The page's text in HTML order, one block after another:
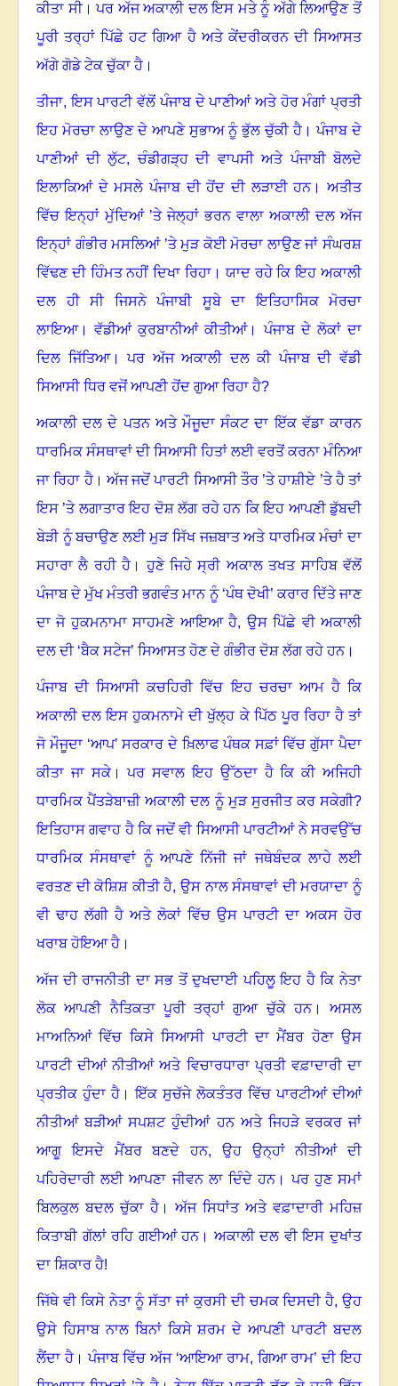
ਕੀਤਾ ਸੀ।ਪਰ ਅੱਜ ਅਕਾਲੀ ਦਲ ਇਸ ਮਤੇ ਨੂੰ ਅੱਗੇ ਲਿਆਉਣ ਤੋਂ
ਪੂਰੀ ਤਰ੍ਹਾਂ ਪਿੱਛੇ ਹਟ ਗਿਆ ਹੈ ਅਤੇ ਕੇਂਦਰੀਕਰਨ ਦੀ ਸਿਆਸਤ
ਅੱਗੇ ਗੋਡੇ ਟੇਕ ਚੁੱਕਾ ਹੈ ।
ਤੀਜਾ, ਇਸ ਪਾਰਟੀ ਵੱਲੋਂ ਪੰਜਾਬ ਦੇ ਪਾਣੀਆਂ ਅਤੇ ਹੋਰ ਮੰਗਾਂ ਪ੍ਰਤੀ
ਇਹ ਮੋਰਚਾ ਲਾਉਣ ਦੇ ਆਪਣੇ ਸੁਭਾਅ ਨੂੰ ਭੁੱਲ ਚੁੱਕੀ ਹੈ ।ਪੰਜਾਬ ਦੇ
ਪਾਣੀਆਂ ਦੀ ਲੁੱਟ, ਚੰਡੀਗੜ੍ਹ ਦੀ ਵਾਪਸੀ ਅਤੇ ਪੰਜਾਬੀ ਬੋਲਦੇ
ਇਲਾਕਿਆਂ ਦੇ ਮਸਲੇ ਪੰਜਾਬ ਦੀ ਹੋਂਦ ਦੀ ਲੜਾਈ ਹਨ।ਅਤੀਤ
ਵਿੱਚ ਇਨ੍ਹਾਂ ਮੁੱਦਿਆਂ ’ਤੇ ਜੇਲ੍ਹਾਂ ਭਰਨ ਵਾਲਾ ਅਕਾਲੀ ਦਲ ਅੱਜ
ਇਨ੍ਹਾਂ ਗੰਭੀਰ ਮਸਲਿਆਂ ’ਤੇ ਮੁੜ ਕੋਈ ਮੋਰਚਾ ਲਾਉਣ ਜਾਂ ਸੰਘਰਸ਼
ਵਿੱਢਣ ਦੀ ਹਿੰਮਤ ਨਹੀਂ ਦਿਖਾ ਰਿਹਾ । ਯਾਦ ਰਹੇ ਕਿ ਇਹ ਅਕਾਲੀ
ਦਲ ਹੀ ਸੀ ਜਿਸਨੇ ਪੰਜਾਬੀ ਸੂਬੇ ਦਾ ਇਤਿਹਾਸਿਕ ਮੋਰਚਾ
ਲਾਇਆ।ਵੱਡੀਆਂ ਕੁਰਬਾਨੀਆਂ ਕੀਤੀਆਂ।ਪੰਜਾਬ ਦੇ ਲੋਕਾਂ ਦਾ
ਦਿਲ ਜਿੱਤਿਆ।ਪਰ ਅੱਜ ਅਕਾਲੀ ਦਲ ਕੀ ਪੰਜਾਬ ਦੀ ਵੱਡੀ
ਸਿਆਸੀ ਧਿਰ ਵਜੋਂ ਆਪਣੀ ਹੋਂਦ ਗੁਆ ਰਿਹਾ ਹੈ?
ਅਕਾਲੀ ਦਲ ਦੇ ਪਤਨ ਅਤੇ ਮੌਜੂਦਾ ਸੰਕਟ ਦਾ ਇੱਕ ਵੱਡਾ ਕਾਰਨ
ਧਾਰਮਿਕ ਸੰਸਥਾਵਾਂ ਦੀ ਸਿਆਸੀ ਹਿਤਾਂ ਲਈ ਵਰਤੋਂ ਕਰਨਾ ਮੰਨਿਆ
ਜਾ ਰਿਹਾ ਹੈ। ਅੱਜ ਜਦੋਂ ਪਾਰਟੀ ਸਿਆਸੀ ਤੌਰ ’ਤੇ ਹਾਸ਼ੀਏ ’ਤੇ ਹੈ ਤਾਂ
ਇਸ ’ਤੇ ਲਗਾਤਾਰ ਇਹ ਦੋਸ਼ ਲੱਗ ਰਹੇ ਹਨ ਕਿ ਇਹ ਆਪਣੀ ਡੁੱਬਦੀ
ਬੇੜੀ ਨੂੰ ਬਚਾਉਣ ਲਈ ਮੁੜ ਸਿੱਖ ਜਜ਼ਬਾਤ ਅਤੇ ਧਾਰਮਿਕ ਮੰਚਾਂ ਦਾ
ਸਹਾਰਾ ਲੈ ਰਹੀ ਹੈ ।ਹੁਣੇ ਜਿਹੇ ਸ੍ਰੀ ਅਕਾਲ ਤਖਤ ਸਾਹਿਬ ਵੱਲੋਂ
ਪੰਜਾਬ ਦੇ ਮੁੱਖ ਮੰਤਰੀ ਭਗਵੰਤ ਮਾਨ ਨੂੰ ‘ਪੰਥ ਦੋਖੀ’ ਕਰਾਰ ਦਿੱਤੇ ਜਾਣ
ਦਾ ਜੋ ਹੁਕਮਨਾਮਾ ਸਾਹਮਣੇ ਆਇਆ ਹੈ, ਉਸ ਪਿੱਛੇ ਵੀ ਅਕਾਲੀ
ਦਲ ਦੀ ‘ਬੈਕ ਸਟੇਜ’ ਸਿਆਸਤ ਹੋਣ ਦੇ ਗੰਭੀਰ ਦੋਸ਼ ਲੱਗ ਰਹੇ ਹਨ।
ਪੰਜਾਬ ਦੀ ਸਿਆਸੀ ਕਚਹਿਰੀ ਵਿੱਚ ਇਹ ਚਰਚਾ ਆਮ ਹੈ ਕਿ
ਅਕਾਲੀ ਦਲ ਇਸ ਹੁਕਮਨਾਮੇ ਦੀ ਖੁੱਲ੍ਹ ਕੇ ਪਿੱਠ ਪੂਰ ਰਿਹਾ ਹੈ ਤਾਂ
ਜੋ ਮੌਜੂਦਾ ‘ਆਪ’ ਸਰਕਾਰ ਦੇ ਖ਼ਿਲਾਫ ਪੰਥਕ ਸਫ਼ਾਂ ਵਿੱਚ ਗੁੱਸਾ ਪੈਦਾ
ਕੀਤਾ ਜਾ ਸਕੇ।ਪਰ ਸਵਾਲ ਇਹ ਉੱਠਦਾ ਹੈ ਕਿ ਕੀ ਅਜਿਹੀ
ਧਾਰਮਿਕ ਪੈਂਤੜੇਬਾਜ਼ੀ ਅਕਾਲੀ ਦਲ ਨੂੰ ਮੁੜ ਸੁਰਜੀਤ ਕਰ ਸਕੇਗੀ?
ਇਤਿਹਾਸ ਗਵਾਹ ਹੈ ਕਿ ਜਦੋਂ ਵੀ ਸਿਆਸੀ ਪਾਰਟੀਆਂ ਨੇ ਸਰਵਉੱਚ
ਧਾਰਮਿਕ ਸੰਸਥਾਵਾਂ ਨੂੰ ਆਪਣੇ ਨਿੱਜੀ ਜਾਂ ਜਥੇਬੰਦਕ ਲਾਹੇ ਲਈ
ਵਰਤਣ ਦੀ ਕੋਸ਼ਿਸ਼ ਕੀਤੀ ਹੈ,ਉਸ ਨਾਲ ਸੰਸਥਾਵਾਂ ਦੀ ਮਰਯਾਦਾ ਨੂੰ
ਵੀ ਢਾਹ ਲੱਗੀ ਹੈ ਅਤੇ ਲੋਕਾਂ ਵਿੱਚ ਉਸ ਪਾਰਟੀ ਦਾ ਅਕਸ ਹੋਰ
ਖਰਾਬ ਹੋਇਆ ਹੈ ।
ਅੱਜ ਦੀ ਰਾਜਨੀਤੀ ਦਾ ਸਭ ਤੋਂ ਦੁਖਦਾਈ ਪਹਿਲੂ ਇਹ ਹੈ ਕਿ ਨੇਤਾ
ਲੋਕ ਆਪਣੀ ਨੈਤਿਕਤਾ ਪੂਰੀ ਤਰ੍ਹਾਂ ਗੁਆ ਚੁੱਕੇ ਹਨ। ਅਸਲ
ਮਾਅਨਿਆਂ ਵਿੱਚ ਕਿਸੇ ਸਿਆਸੀ ਪਾਰਟੀ ਦਾ ਮੈਂਬਰ ਹੋਣਾ ਉਸ
ਪਾਰਟੀ ਦੀਆਂ ਨੀਤੀਆਂ ਅਤੇ ਵਿਚਾਰਧਾਰਾ ਪ੍ਰਤੀ ਵਫ਼ਾਦਾਰੀ ਦਾ
ਪ੍ਰਤੀਕ ਹੁੰਦਾ ਹੈ ।ਇੱਕ ਸੁਚੱਜੇ ਲੋਕਤੰਤਰ ਵਿੱਚ ਪਾਰਟੀਆਂ ਦੀਆਂ
ਨੀਤੀਆਂ ਬੜੀਆਂ ਸਪਸ਼ਟ ਹੁੰਦੀਆਂ ਹਨ ਅਤੇ ਜਿਹੜੇ ਵਰਕਰ ਜਾਂ
ਆਗੂ ਇਸਦੇ ਮੈਂਬਰ ਬਣਦੇ ਹਨ, ਉਹ ਉਨ੍ਹਾਂ ਨੀਤੀਆਂ ਦੀ
ਪਹਿਰੇਦਾਰੀ ਲਈ ਆਪਣਾ ਜੀਵਨ ਲਾ ਦਿੰਦੇ ਹਨ।ਪਰ ਹੁਣ ਸਮਾਂ
ਬਿਲਕੁਲ ਬਦਲ ਚੁੱਕਾ ਹੈ । ਅੱਜ ਸਿਧਾਂਤ ਅਤੇ ਵਫ਼ਾਦਾਰੀ ਮਹਿਜ਼
ਕਿਤਾਬੀ ਗੱਲਾਂ ਰਹਿ ਗਈਆਂ ਹਨ। ਅਕਾਲੀ ਦਲ ਵੀ ਇਸ ਦੁਖਾਂਤ
ਦਾ ਸ਼ਿਕਾਰ ਹੈ!
ਜਿੱਥੇ ਵੀ ਕਿਸੇ ਨੇਤਾ ਨੂੰ ਸੱਤਾ ਜਾਂ ਕੁਰਸੀ ਦੀ ਚਮਕ ਦਿਸਦੀ ਹੈ,ਉਹ
ਉਸੇ ਹਿਸਾਬ ਨਾਲ ਬਿਨਾਂ ਕਿਸੇ ਸ਼ਰਮ ਦੇ ਆਪਣੀ ਪਾਰਟੀ ਬਦਲ
ਲੈਂਦਾ ਹੈ।ਪੰਜਾਬ ਵਿੱਚ ਅੱਜ ‘ਆਇਆ ਰਾਮ, ਗਿਆ ਰਾਮ’ ਦੀ ਇਹ